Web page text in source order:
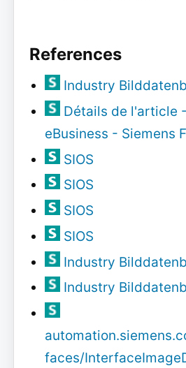
References
Industry
Détails de l'article
eBusiness - Siemens
SIOS
SIOS
SIOS
SIOS
Industry
Industry
faces/